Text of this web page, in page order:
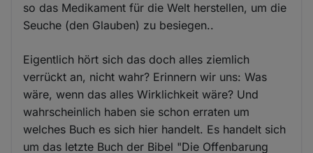
so das Medikament für die Welt herstellen, um die
Seuche (den Glauben) zu besiegen..
Eigentlich hört sich das doch alles ziemlich
verrückt an, nicht wahr? Erinnern wir uns: Was
wäre, wenn das alles Wirklichkeit wäre? Und
wahrscheinlich haben sie schon erraten um
welches Buch es sich hier handelt. Es handelt sich
um das letzte Buch der Bibel "Die Offenbarung